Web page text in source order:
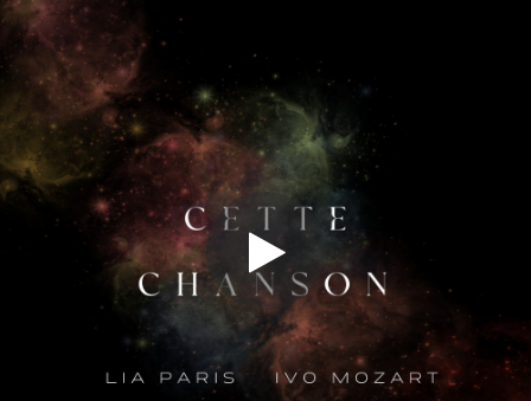
Cette Chanson (feat. Daniel
Cette Chanson (feat. Daniel Carlomagno)
03:44